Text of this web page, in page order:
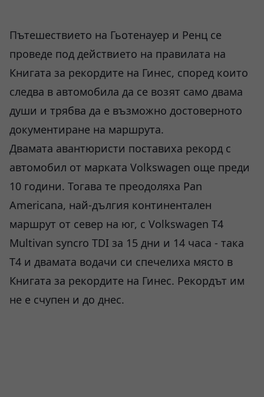
Пътешествието на Гьотенауер и Ренц се
проведе под действието на правилата на
Книгата за рекордите на Гинес, според които
следва в автомобила да се возят само двама
души и трябва да е възможно достоверното
документиране на маршрута.
Двамата авантюристи поставиха рекорд с
автомобил от марката Volkswagen още преди
10 години. Тогава те преодоляха Pan
Americana, най-дългия континентален
маршрут от север на юг, с Volkswagen T4
Multivan syncro TDI за 15 дни и 14 часа - така
Т4 и двамата водачи си спечелиха място в
Книгата за рекордите на Гинес. Рекордът им
не е счупен и до днес.